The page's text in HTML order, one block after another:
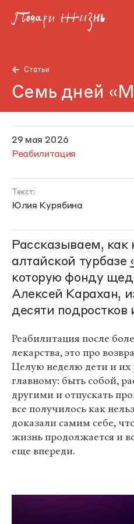
Статьи
Семь дней
29 мая 2026
Реабилитация
Текст:
Юлия Курябина
Рассказываем, как
алтайской турбазе
которую фонду
Алексей Карахан,
десяти подростков
Реабилитация после
лекарства, это про
Целую неделю дети и их
главному: быть собой,
другими и отпускать
все получилось как
доказали самим себе,
жизнь продолжается и
еще впереди.